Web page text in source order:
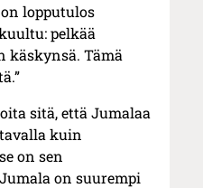
lopputulos
pelkää
käskynsä. Tämä
sitä, että Jumalaa
kuin
on sen
on suurempi